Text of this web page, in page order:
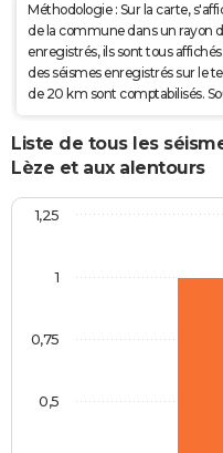
Méthodologie : Sur la carte,
de la commune dans un rayon
enregistrés, ils sont tous
des séismes enregistrés sur le
de 20 km sont comptabilisés.
Liste de tous les
Lèze et aux alentours
0,5
0,75
1
1,25